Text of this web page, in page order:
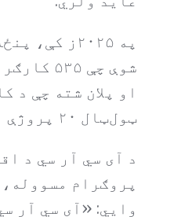
په ۲۰۲۵ز
شوې چې
او پلان شته چې د
ټول‌ټال ۲۰ پروژې بشپړې شي.
د آی سي آر سي د
پروګرام
وايي: «آی سي آر